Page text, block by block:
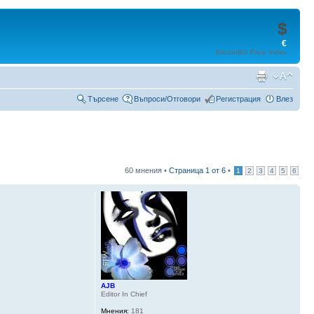
$
€
BitcoinBG Price Index
Търсене Въпроси/Отговори Регистрация Влез
60 мнения • Страница 1 от 6 • 1 2 3 4 5 6
AJB
Editor In Chief
Мнения: 181